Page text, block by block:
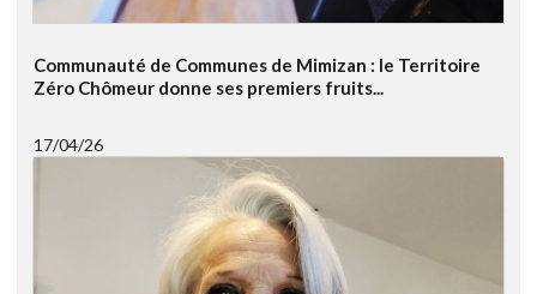
Communauté de Communes de Mimizan : le Territoire
Zéro Chômeur donne ses premiers fruits...
17/04/26